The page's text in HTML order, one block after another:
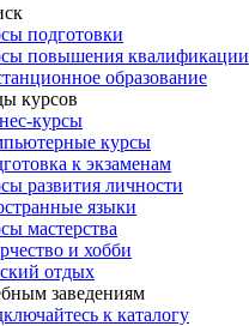
подготовки
повышения квалификации
образование
курсов
курсы
курсы
к экзаменам
развития личности
языки
мастерства
и хобби
отдых
заведениям
к каталогу